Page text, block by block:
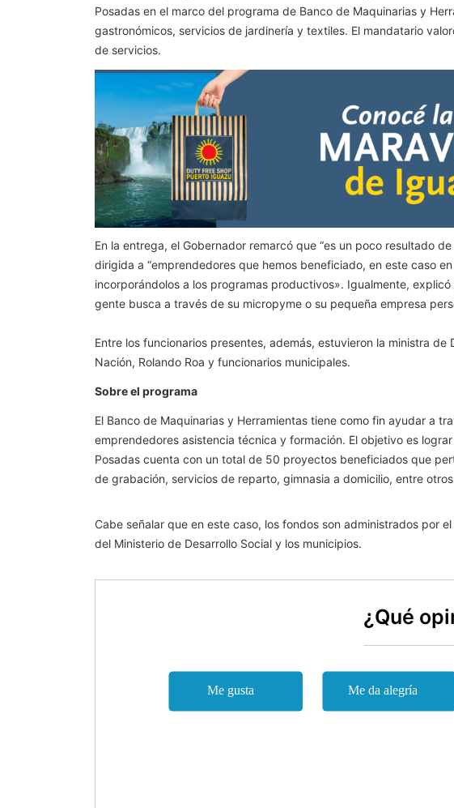
Posadas en el marco del programa de Banco de Maquinarias y
gastronómicos, servicios de jardinería y textiles. El mandatario
de servicios.
En la entrega, el Gobernador remarcó que “es un poco resultado
dirigida a “emprendedores que hemos beneficiado, en este caso
incorporándolos a los programas productivos». Igualmente,
gente busca a través de su micropyme o su pequeña empresa
Entre los funcionarios presentes, además, estuvieron la ministra
Nación, Rolando Roa y funcionarios municipales.
Sobre el programa
El Banco de Maquinarias y Herramientas tiene como fin ayudar a
emprendedores asistencia técnica y formación. El objetivo es
Posadas cuenta con un total de 50 proyectos beneficiados que
de grabación, servicios de reparto, gimnasia a domicilio, entre
Cabe señalar que en este caso, los fondos son administrados por
del Ministerio de Desarrollo Social y los municipios.
¿Qué